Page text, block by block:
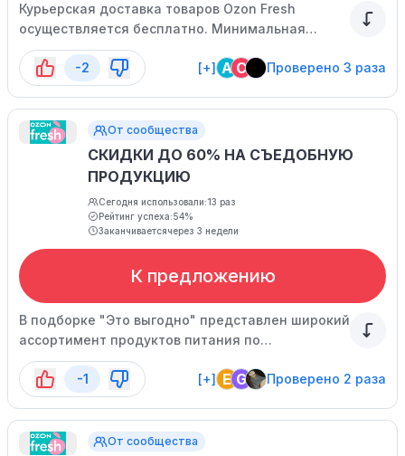
Курьерская доставка товаров Ozon Fresh
осуществляется бесплатно. Минимальная
сумма покупки - 500р.
-2
[+] A C Проверено 3 раза
От сообщества
СКИДКИ ДО 60% НА СЪЕДОБНУЮ
ПРОДУКЦИЮ
Сегодня использовали:13 раз
Рейтинг успеха:54%
Заканчиваетсячерез 3 недели
К предложению
В подборке "Это выгодно" представлен широкий
ассортимент продуктов питания по
привлекательным ценам - от свежих овощей и
фруктов до готовых блюд и деликатесов.
-1 [+] E G Проверено 2 раза
От сообщества